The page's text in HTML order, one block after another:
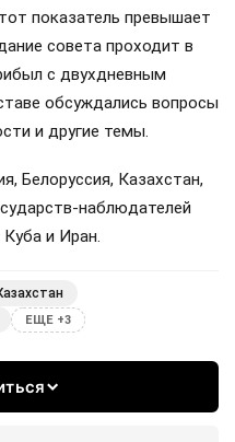
показатель превышает
совета проходит в
с двухдневным
обсуждались вопросы
и другие темы.
Белоруссия, Казахстан,
наблюдателей
и Иран.
ЕЩЕ +3